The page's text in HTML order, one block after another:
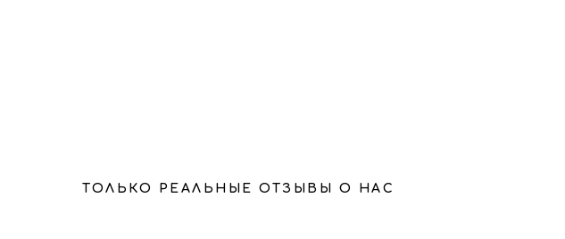
ТОЛЬКО РЕАЛЬНЫЕ ОТЗЫВЫ О НАС